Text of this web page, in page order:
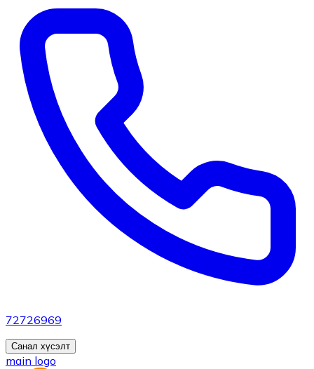
72726969
Санал хүсэлт
main logo